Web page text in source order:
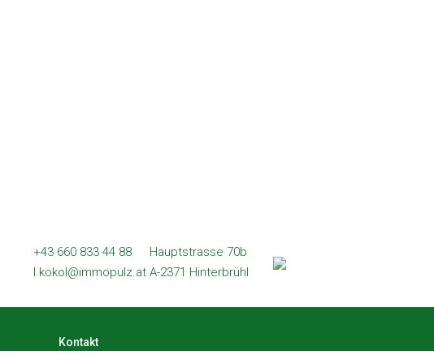
+43 660 833 44 88
l.kokol@immopulz.at
Hauptstrasse 70b
A-2371 Hinterbrühl
Kontakt